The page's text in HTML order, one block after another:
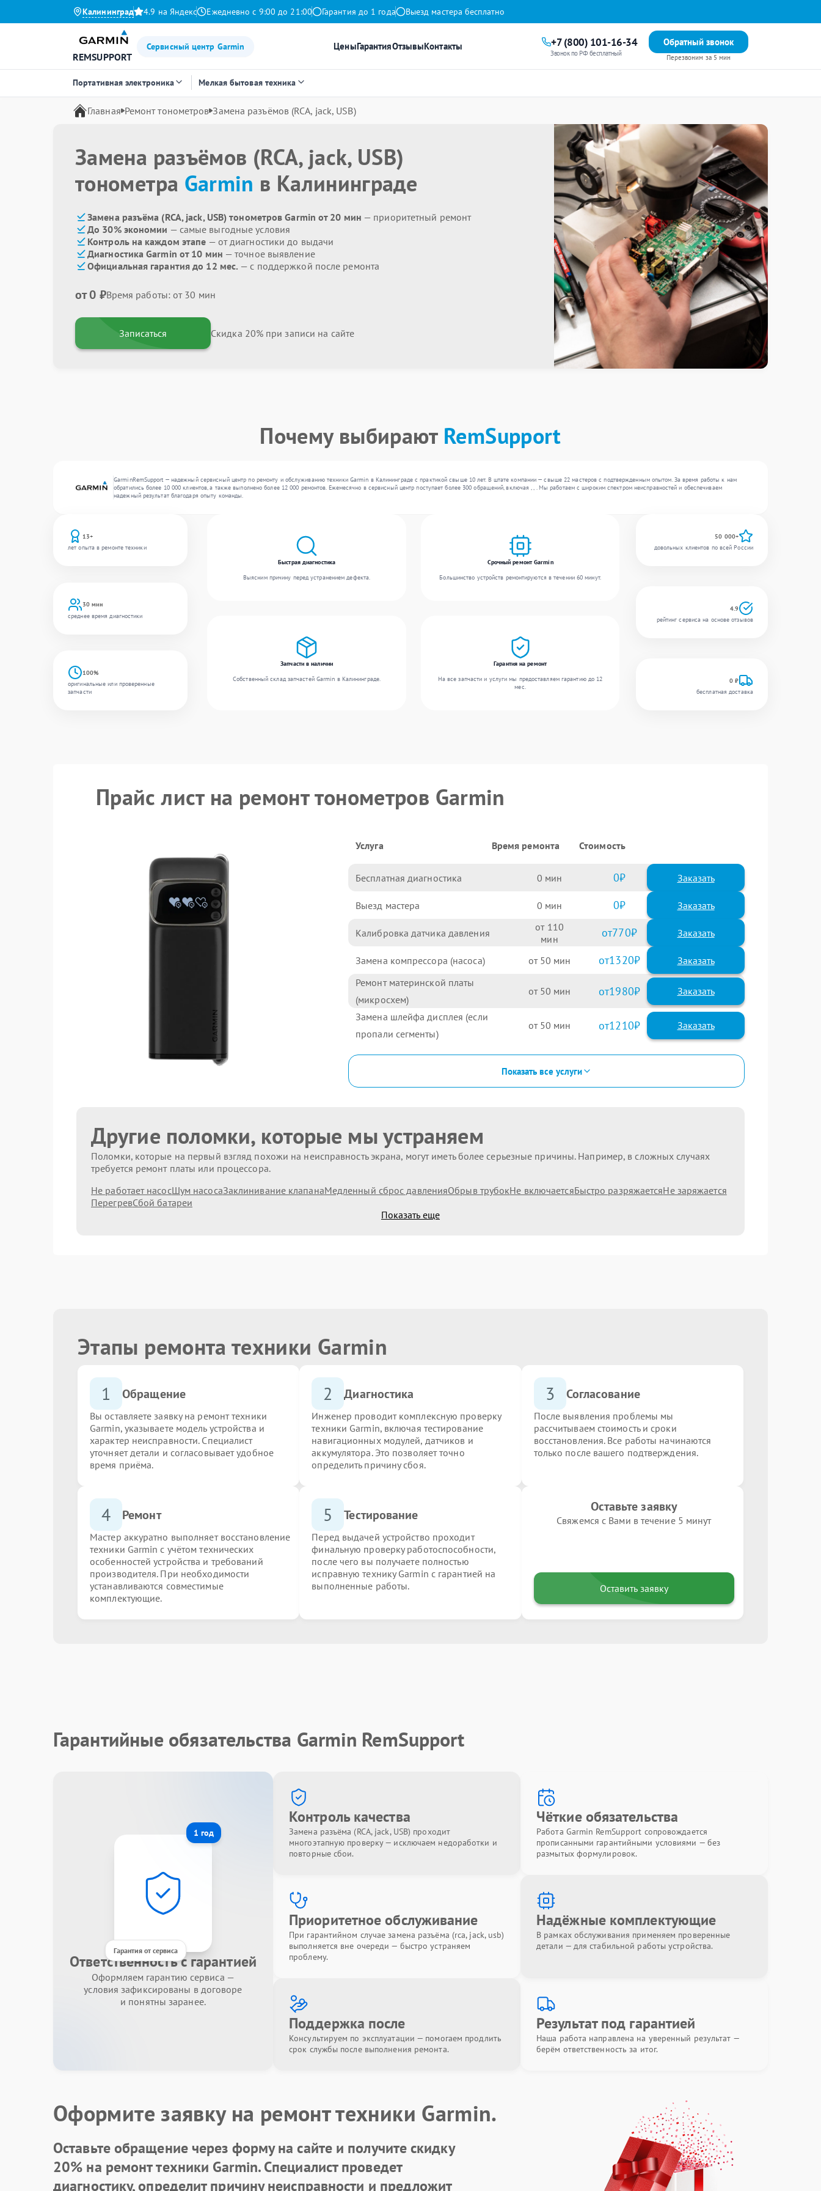
Калининград 4.9 на Яндекс Ежедневно с 9:00 до 21:00 Гарантия до 1 года Выезд мастера бесплатно
REMSUPPORT
Сервисный центр Garmin ЦеныГарантияОтзывыКонтакты +7 (800) 101-16-34
Звонок по РФ бесплатный
Обратный звонок
Перезвоним за 5 мин
Портативная электроника Мелкая бытовая техника
Главная Ремонт тонометров Замена разъёмов (RCA, jack, USB)
Замена разъёмов (RCA, jack, USB)
тонометра Garmin в Калининграде
Замена разъёма (RCA, jack, USB) тонометров Garmin от 20 мин — приоритетный ремонт
До 30% экономии — самые выгодные условия
Контроль на каждом этапе — от диагностики до выдачи
Диагностика Garmin от 10 мин — точное выявление
Официальная гарантия до 12 мес. — с поддержкой после ремонта
от 0 ₽Время работы: от 30 мин
Записаться Скидка 20% при записи на сайте
Почему выбирают RemSupport
GarminRemSupport — надежный сервисный центр по ремонту и обслуживанию техники Garmin в Калининграде с практикой свыше 10 лет. В штате компании — свыше 22 мастеров с подтвержденным опытом. За время работы к нам
обратились более 10 000 клиентов, а также выполнено более 12 000 ремонтов. Ежемесячно в сервисный центр поступает более 300 обращений, включая , , . Мы работаем с широким спектром неисправностей и обеспечиваем
надежный результат благодаря опыту команды.
13+
лет опыта в ремонте техники
30 мин
среднее время диагностики
100%
оригинальные или проверенные
запчасти
Быстрая диагностика
Выясним причину перед устранением дефекта.
Срочный ремонт Garmin
Большинство устройств ремонтируются в течении 60 минут.
Запчасти в наличии
Собственный склад запчастей Garmin в Калининграде.
Гарантия на ремонт
На все запчасти и услуги мы предоставляем гарантию до 12
мес.
50 000+
довольных клиентов по всей России
4.9
рейтинг сервиса на основе отзывов
0 ₽
бесплатная доставка
Прайс лист на ремонт тонометров Garmin
Услуга Время ремонта Стоимость
Бесплатная диагностика 0 0 Заказать
Выезд мастера 0 0 Заказать
Калибровка датчика давления 110 770
Замена компрессора (насоса) 50 1320
Ремонт материнской платы
(микросхем)
50 1980
Замена шлейфа дисплея (если
пропали сегменты)
50 1210
Показать все услуги
Другие поломки, которые мы устраняем
Поломки, которые на первый взгляд похожи на неисправность экрана, могут иметь более серьезные причины. Например, в сложных случаях
требуется ремонт платы или процессора.
Не работает насосШум насосаЗаклинивание клапанаМедленный сброс давленияОбрыв трубокНе включаетсяБыстро разряжаетсяНе заряжается
ПерегревСбой батареи
Показать еще
Этапы ремонта техники Garmin
1 Обращение
Вы оставляете заявку на ремонт техники
Garmin, указываете модель устройства и
характер неисправности. Специалист
уточняет детали и согласовывает удобное
время приёма.
2 Диагностика
Инженер проводит комплексную проверку
техники Garmin, включая тестирование
навигационных модулей, датчиков и
аккумулятора. Это позволяет точно
определить причину сбоя.
3 Согласование
После выявления проблемы мы
рассчитываем стоимость и сроки
восстановления. Все работы начинаются
только после вашего подтверждения.
4 Ремонт
Мастер аккуратно выполняет восстановление
техники Garmin с учётом технических
особенностей устройства и требований
производителя. При необходимости
устанавливаются совместимые
комплектующие.
5 Тестирование
Перед выдачей устройство проходит
финальную проверку работоспособности,
после чего вы получаете полностью
исправную технику Garmin с гарантией на
выполненные работы.
Оставьте заявку
Свяжемся с Вами в течение 5 минут
Оставить заявку
Гарантийные обязательства Garmin RemSupport
1 год
Гарантия от сервиса
Ответственность с гарантией
Оформляем гарантию сервиса —
условия зафиксированы в договоре
и понятны заранее.
Контроль качества
Замена разъёма (RCA, jack, USB) проходит
многоэтапную проверку — исключаем недоработки и
повторные сбои.
Чёткие обязательства
Работа Garmin RemSupport сопровождается
прописанными гарантийными условиями — без
размытых формулировок.
Приоритетное обслуживание
При гарантийном случае замена разъёма (rca, jack, usb)
выполняется вне очереди — быстро устраняем
проблему.
Надёжные комплектующие
В рамках обслуживания применяем проверенные
детали — для стабильной работы устройства.
Поддержка после
Консультируем по эксплуатации — помогаем продлить
срок службы после выполнения ремонта.
Результат под гарантией
Наша работа направлена на уверенный результат —
берём ответственность за итог.
Оформите заявку на ремонт техники Garmin.
Оставьте обращение через форму на сайте и получите скидку
20% на ремонт техники Garmin. Специалист проведет
диагностику, определит причину неисправности и предложит